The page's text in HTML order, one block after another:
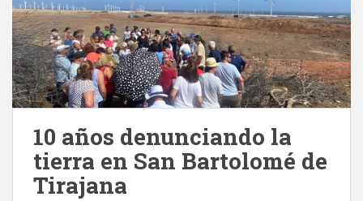
10 años denunciando la
tierra en San Bartolomé de
Tirajana